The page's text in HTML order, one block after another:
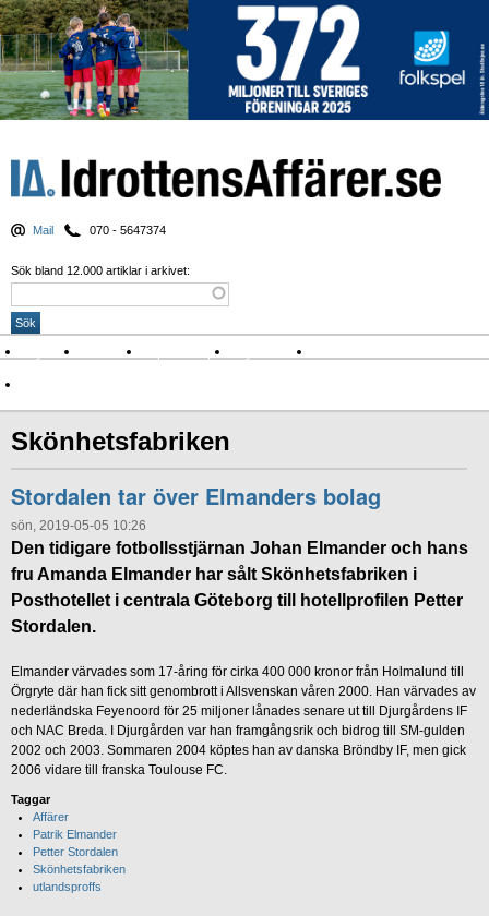
Mail 070 - 5647374
Sök bland 12.000 artiklar i arkivet:
Nyheter Krönikor Sport & spel Nyhetsbrev
Skönhetsfabriken
Stordalen tar över Elmanders bolag
sön, 2019-05-05 10:26
Den tidigare fotbollsstjärnan Johan Elmander och hans
fru Amanda Elmander har sålt Skönhetsfabriken i
Posthotellet i centrala Göteborg till hotellprofilen Petter
Stordalen.
Elmander värvades som 17-åring för cirka 400 000 kronor från Holmalund till
Örgryte där han fick sitt genombrott i Allsvenskan våren 2000. Han värvades av
nederländska Feyenoord för 25 miljoner lånades senare ut till Djurgårdens IF
och NAC Breda. I Djurgården var han framgångsrik och bidrog till SM-gulden
2002 och 2003. Sommaren 2004 köptes han av danska Bröndby IF, men gick
2006 vidare till franska Toulouse FC.
Taggar
Affärer
Patrik Elmander
Petter Stordalen
Skönhetsfabriken
utlandsproffs